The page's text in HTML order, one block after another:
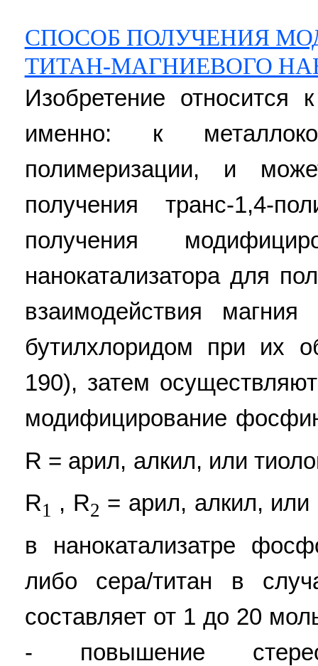
СПОСОБ ПОЛУЧЕНИЯ
ТИТАН-МАГНИЕВОГО
Изобретение относится
именно: к
полимеризации, и
получения транс-1,4-
получения
нанокатализатора для
взаимодействия
бутилхлоридом при их
190), затем
модифицирование
R = арил, алкил, или
R1 , R2 = арил, алкил,
в нанокатализатре
либо сера/титан в
составляет от 1 до 20
- повышение